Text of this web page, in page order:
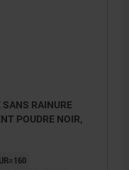
RAINURE
POUDRE NOIR,